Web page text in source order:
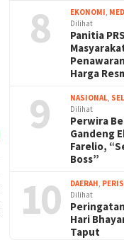
8 EKONOMI,
Dilihat
Panitia
Harga
9 NASIONAL,
Dilihat
Perwira
Gandeng
Farelio,
Boss”
10 DAERAH,
Dilihat
Hari
Taput